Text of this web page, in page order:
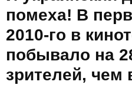
помеха! В
2010-го в
побывало на
зрителей,